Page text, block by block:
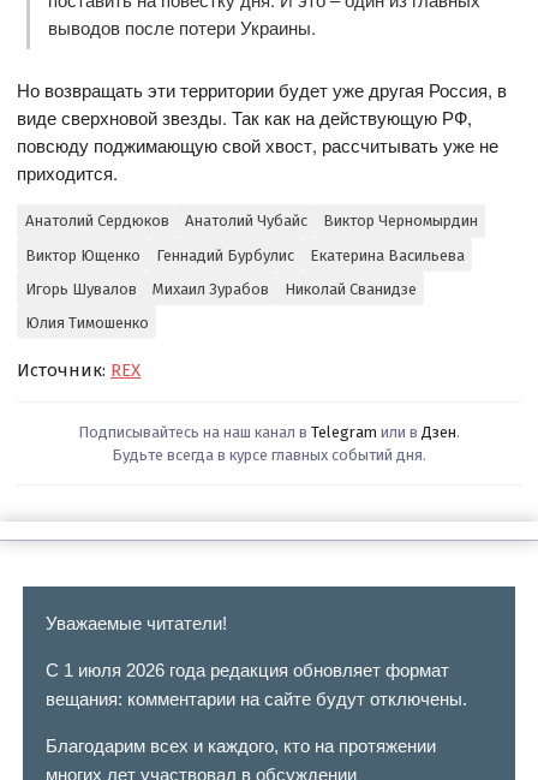
выводов после потери Украины.
Но возвращать эти территории будет уже другая Россия, в
виде сверхновой звезды. Так как на действующую РФ,
повсюду поджимающую свой хвост, рассчитывать уже не
приходится.
Анатолий Сердюков Анатолий Чубайс
Виктор Черномырдин
Виктор Ющенко
Геннадий Бурбулис
Екатерина Васильева
Игорь Шувалов
Михаил Зурабов
Николай Сванидзе
Юлия Тимошенко
Источник: REX
Подписывайтесь на наш канал в Telegram или в Дзен.
Будьте всегда в курсе главных событий дня.
Уважаемые читатели!
С 1 июля 2026 года редакция обновляет формат
вещания: комментарии на сайте будут отключены.
Благодарим всех и каждого, кто на протяжении
многих лет участвовал в обсуждении